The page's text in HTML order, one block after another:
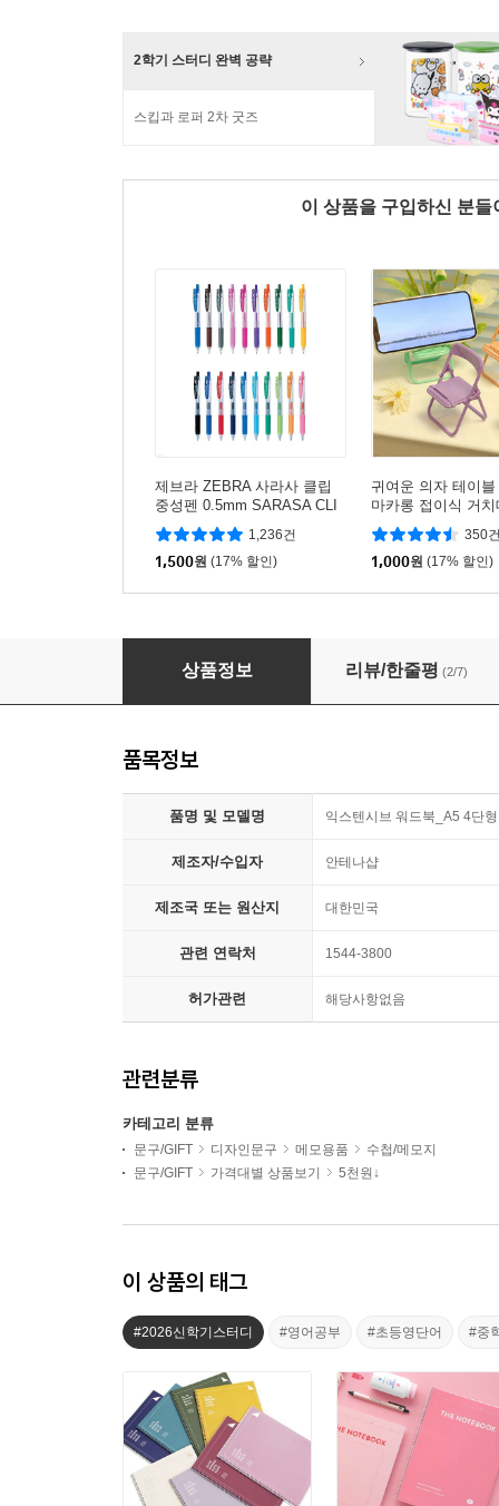
2학기 스터디 완벽 공략
스킵과 로퍼 2차 굿즈
이 상품을 구입하신 분
제브라 ZEBRA 사라사 클립
중성펜 0.5mm SARASA CLI
P
1,236건
1,500원 (17% 할인)
귀여운 의자 테이
마카롱 접이식 거치
350
1,000원 (17% 할인)
안테나샵 익스텐시브 워드북 - A5 4단형
상품정보 리뷰/한줄평 (2/7)
품목정보
품명 및 모델명 익스텐시브 워드북_A5 4단형
제조자/수입자 안테나샵
제조국 또는 원산지 대한민국
관련 연락처 1544-3800
허가관련 해당사항없음
관련분류
카테고리 분류
문구/GIFT 디자인문구 메모용품
수첩/메모지
문구/GIFT
가격대별 상품보기 5천원↓
이 상품의 태그
#2026신학기스터디 #영어공부 #초등영단어 #중